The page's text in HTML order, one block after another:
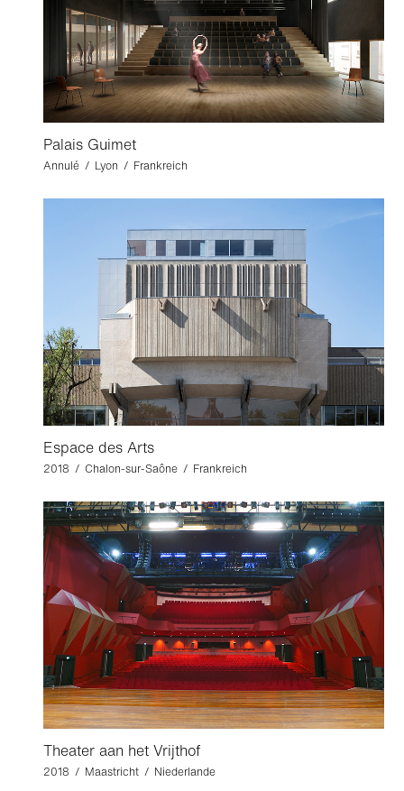
Palais Guimet
Annulé / Lyon / Frankreich
Espace des Arts
2018 / Chalon-sur-Saône / Frankreich
Theater aan het Vrijthof
2018 / Maastricht / Niederlande